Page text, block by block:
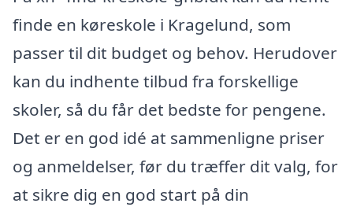
finde en køreskole i Kragelund, som
passer til dit budget og behov. Herudover
kan du indhente tilbud fra forskellige
skoler, så du får det bedste for pengene.
Det er en god idé at sammenligne priser
og anmeldelser, før du træffer dit valg, for
at sikre dig en god start på din